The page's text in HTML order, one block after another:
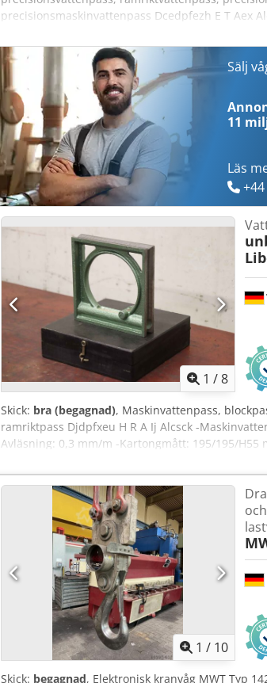
precisionsmaskinvattenpass Dcedpfezh E T Aex
Sälj
11
Läs
1 /8
Skick: bra (begagnad), Maskinvattenpass,
ramriktpass Djdpfxeu H R A Ij Alcsck -
Avläsning: 0,3 mm/m -Kartongmått: 195/195/H55
1 / 10
Skick: begagnad, Elektronisk kranvåg MWT Typ